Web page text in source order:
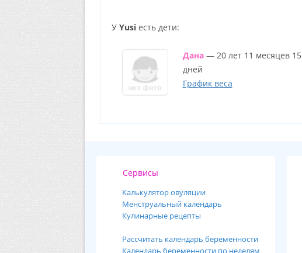
У Yusiесть дети:
Дана— 20 лет 11 месяцев 15
дней
График веса
Сервисы
Калькулятор овуляции
Менструальный календарь
Кулинарные рецепты
Рассчитать календарь беременности
Календарь беременности по неделям